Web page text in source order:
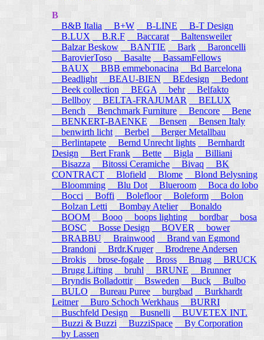
B
B&B Italia
B+W B-LINE
B-T Design
B.LUX
B.R.F Baccarat
Baltensweiler
Balzar Beskow
BANTIE Bark
Baroncelli
BarovierToso
Basalte
BassamFellows
BAUX
BBB emmebonacina
Bd Barcelona
Beadlight
BEAU-BIEN BEdesign
Bedont
Beek collection
BEGA behr
Belfakto
Bellboy
BELTA-FRAJUMAR
BELUX
Bench
Benchmark Furniture Bencore
Bene
BENKERT-BAENKE
Bensen
Bensen Italy
benwirth licht
Berbel
Berger Metallbau
Berlintapete
Bernd Unrecht lights
Bernhardt
Design
Bert Frank Bette Bigla
Billiani
Bisazza
Bitossi Ceramiche Bivaq
BK
CONTRACT
Blofield Blome Blond Belysning
Bloomming
Blu Dot Blueroom
Boca do lobo
Bocci
Boffi Bolefloor Boleform
Bolon
Bolzan Letti
Bombay Atelier
Bonaldo
BOOM
Booo boops lighting bordbar
bosa
BOSC
Bosse Design BOVER
bower
BRABBU
Brainwood
Brand van Egmond
Brandoni
Brdr.Kruger
Brodrene Andersen
Brokis
brose-fogale Bross Bruag
BRUCK
Brugg Lifting
bruhl BRUNE
Brunner
Bryndis Bolladottir
Bsweden Buck
Bulbo
BULO
Bureau Puree burgbad
Burkhardt
Leitner
Buro Schoch Werkhaus
BURRI
Buschfeld Design
Busnelli
BUVETEX INT.
Buzzi & Buzzi
BuzziSpace By Corporation
by Lassen